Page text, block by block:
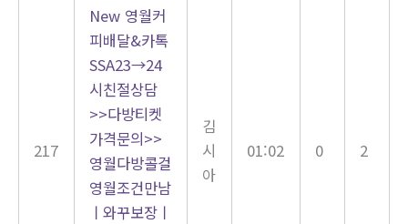
217
New 영월커
피배달&카톡
SSA23→24
시친절상담
>>다방티켓
가격문의>>
영월다방콜걸
영월조건만남
ㅣ와꾸보장ㅣ
김
시
아
01:02 0 2